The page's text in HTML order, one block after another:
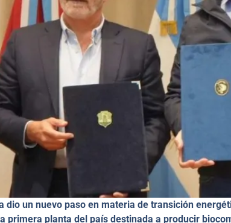
dio un nuevo paso en materia de transición
primera planta del país destinada a producir